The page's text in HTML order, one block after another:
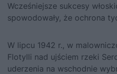
Wcześniejsze sukcesy
spowodowały, że ochrona
W lipcu 1942 r., w
Flotylli nad ujściem rzeki
uderzenia na wschodnie